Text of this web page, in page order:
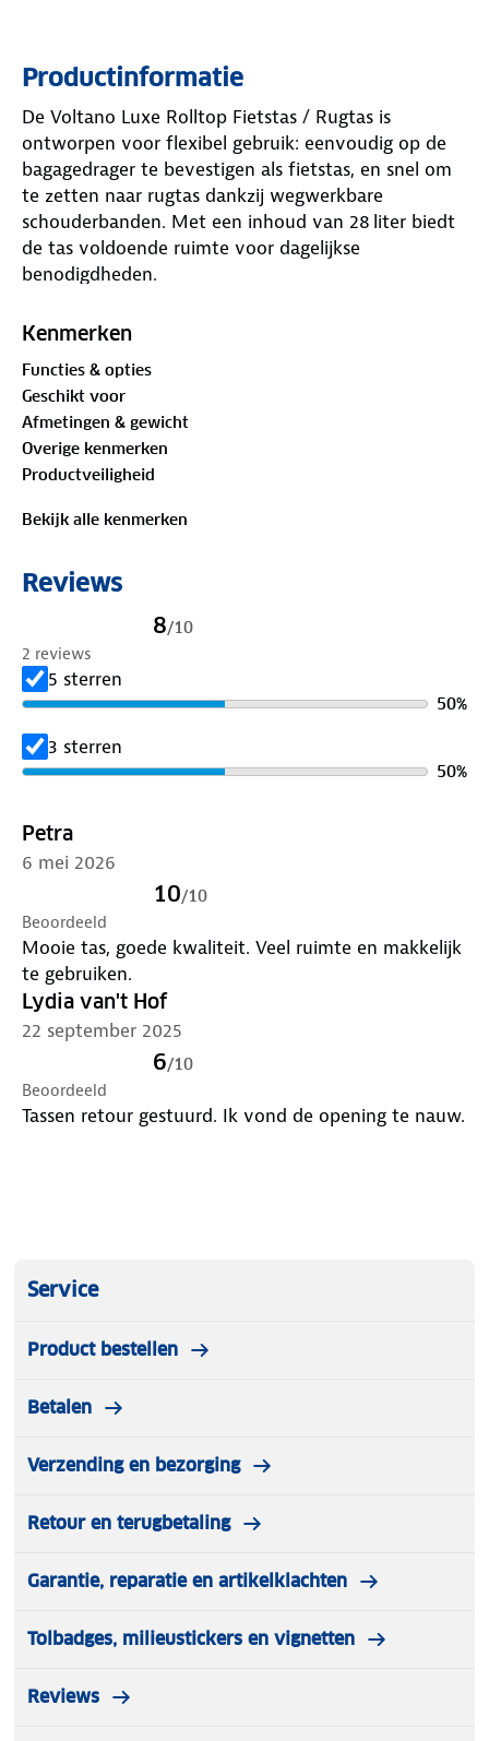
Productinformatie
De Voltano Luxe Rolltop Fietstas / Rugtas is
ontworpen voor flexibel gebruik: eenvoudig op de
bagagedrager te bevestigen als fietstas, en snel om
te zetten naar rugtas dankzij wegwerkbare
schouderbanden. Met een inhoud van 28 liter biedt
de tas voldoende ruimte voor dagelijkse
benodigdheden.
100% waterdicht is, houdt de tas je spullen droog bij
vervorming, ook tijdens intensief gebruik. Voorzien
van een laptopvak geschikt tot 16 inch, diverse
binnenvakken en een stevig voorvak voor kleinere
items.
Dankzij het reflecterende design ben je zichtbaar bij
achterdragers van stads-, elektrische-, trekking‑ of
transportfietsen. De robuuste constructie zorgt voor
langdurige betrouwbaarheid bij dagelijks gebruik.
Kenmerken
Functies & opties
Geschikt voor
Afmetingen & gewicht
Overige kenmerken
Productveiligheid
Bekijk alle kenmerken
Reviews
8/10
2 reviews
5 sterren
50%
3 sterren
50%
Petra
6 mei 2026
10/10
Beoordeeld
Mooie tas, goede kwaliteit. Veel ruimte en makkelijk
te gebruiken.
Lydia van't Hof
22 september 2025
6/10
Beoordeeld
Tassen retour gestuurd. Ik vond de opening te nauw.
Service
Product bestellen
Betalen
Verzending en bezorging
Retour en terugbetaling
Garantie, reparatie en artikelklachten
Tolbadges, milieustickers en vignetten
Reviews